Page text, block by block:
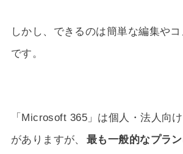
しかし、できるのは簡単な編集や
です。
「Microsoft 365」は個人・法人向
がありますが、
最も一般的なプラン